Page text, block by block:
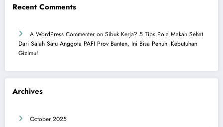
Recent Comments
A WordPress Commenter on Sibuk Kerja? 5 Tips Pola Makan Sehat
Dari Salah Satu Anggota PAFI Prov Banten, Ini Bisa Penuhi Kebutuhan
Gizimu!
Archives
October 2025